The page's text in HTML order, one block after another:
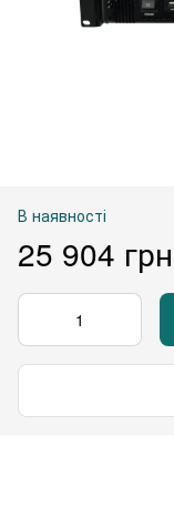
В наявності
25 904 грн